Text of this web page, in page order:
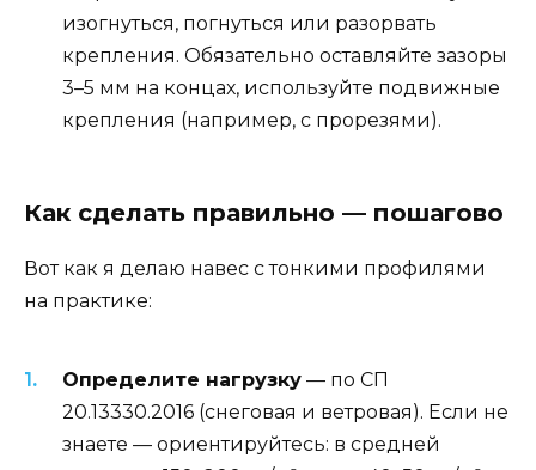
изогнуться, погнуться или разорвать
крепления. Обязательно оставляйте зазоры
3–5 мм на концах, используйте подвижные
крепления (например, с прорезями).
Как сделать правильно — пошагово
Вот как я делаю навес с тонкими профилями
на практике:
Определите нагрузку — по СП
20.13330.2016 (снеговая и ветровая). Если не
знаете — ориентируйтесь: в средней